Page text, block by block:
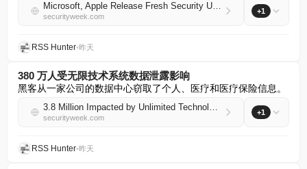
Microsoft, Apple Release Fresh Security Updates
securityweek.com
+1
RSS Hunter•昨天
380 万人受无限技术系统数据泄露影响
黑客从一家公司的数据中心窃取了个人、医疗和医疗保险信息。
3.8 Million Impacted by Unlimited Technology Systems Data Breach
securityweek.com
+1
RSS Hunter•昨天